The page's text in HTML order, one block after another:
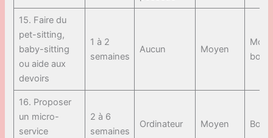
15. Faire du
pet-sitting,
baby-sitting
ou aide aux
devoirs
1 à 2
semaines
Aucun Moyen
bon
16. Proposer
un micro-
service
2 à 6
semaines
Ordinateur Moyen Bon